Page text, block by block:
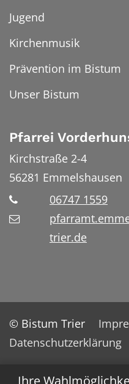
Jugend
Kirchenmusik
Prävention im Bistum
Unser Bistum
Pfarrei
Kirchstraße 2-4
56281 Emmelshausen
06747 1559
trier.de
© Bistum Trier
Datenschutzerklärung